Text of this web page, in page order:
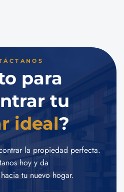
para
tu
ideal?
la propiedad perfecta.
hoy y da
tu nuevo hogar.